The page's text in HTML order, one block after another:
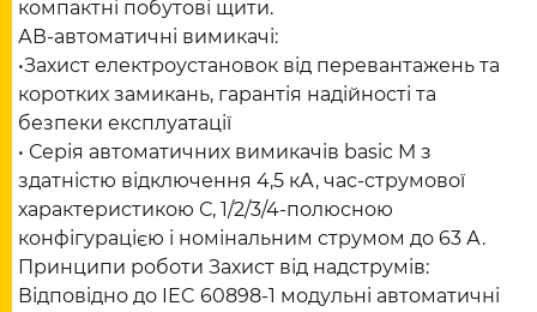
компактні побутові щити.
АВ-автоматичні вимикачі:
•Захист електроустановок від перевантажень та
коротких замикань, гарантія надійності та
безпеки експлуатації
• Серія автоматичних вимикачів basic M з
здатністю відключення 4,5 кА, час-струмової
характеристикою С, 1/2/3/4-полюсною
конфігурацією і номінальним струмом до 63 А.
Принципи роботи Захист від надструмів:
Відповідно до IEC 60898-1 модульні автоматичні